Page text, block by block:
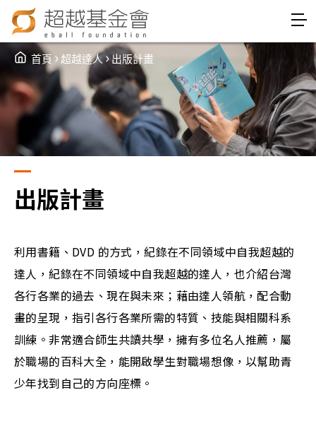
Jump to Navigation
Jump to Main content
You are here
首頁 › 超越達人 ›出版計畫
出版計畫
利用書籍、DVD 的方式，紀錄在不同領域中自我超越的
達人，紀錄在不同領域中自我超越的達人，也介紹台灣
各行各業的過去、現在與未來；藉由達人領航，配合動
畫的呈現，指引各行各業所需的特質、技能與相關科系
訓練。非常適合師生共讀共學，擁有多位名人推薦，屬
於職場的百科大全，能開啟學生對職場想像，以幫助青
少年找到自己的方向座標。